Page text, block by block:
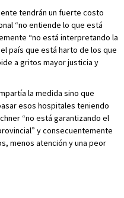
tendrán un fuerte costo
“no entiende lo que está
“no está interpretando la
país que está harto de los que
a gritos mayor justicia y
la medida sino que
esos hospitales teniendo
“no está garantizando el
y consecuentemente
menos atención y una peor